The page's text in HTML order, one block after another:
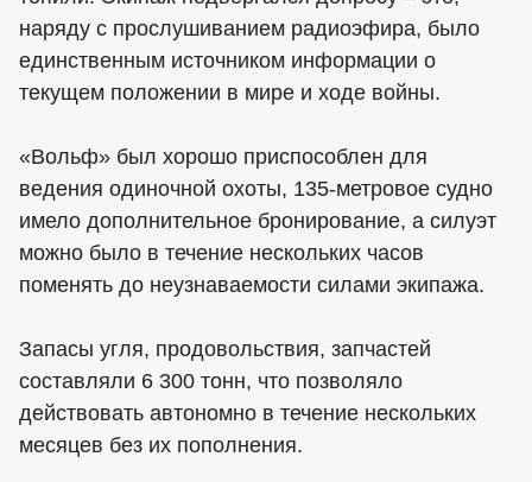
наряду с прослушиванием радиоэфира, было
единственным источником информации о
текущем положении в мире и ходе войны.
«Вольф» был хорошо приспособлен для
ведения одиночной охоты, 135-метровое судно
имело дополнительное бронирование, а силуэт
можно было в течение нескольких часов
поменять до неузнаваемости силами экипажа.
Запасы угля, продовольствия, запчастей
составляли 6 300 тонн, что позволяло
действовать автономно в течение нескольких
месяцев без их пополнения.